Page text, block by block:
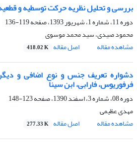
بررسی و تحلیل نظریه حرکت توسطیه و
دوره 11، شماره 1، شهریور 1393، صفحه
119-136
محمود صیدی، سید محمد موسوی
مشاهده مقاله
اصل مقاله 418.02 K
دشواره تعریف جنس و نوع اضافی و
فرفوریوس، فارابی، ابن سینا
دوره 08، شماره 3، اسفند 1390، صفحه
123-148
مهدی عظیمی
مشاهده مقاله
اصل مقاله 277.33 K